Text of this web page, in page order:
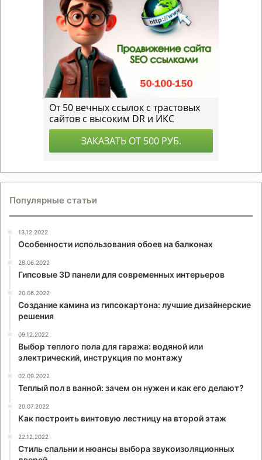
Популярные статьи
13.12.2022
Особенности использования обоев на балконах
28.06.2022
Гипсовые 3D панели для современных интерьеров
20.06.2022
Создание камина из гипсокартона: лучшие дизайнерские
решения
09.12.2022
Выбор теплого пола для гаража: водяной или
электрический, инструкция по монтажу
02.09.2022
Теплый пол в ванной: зачем он нужен и как его делают?
20.07.2022
Как построить винтовую лестницу на второй этаж
22.12.2022
Стиль спальни и нюансы выбора звукоизоляционных